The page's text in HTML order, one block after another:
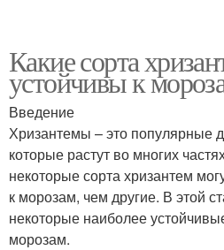
Какие сорта
устойчивы к
Введение
Хризантемы – это популярные
которые растут во многих
некоторые сорта хризантем
к морозам, чем другие. В этой
некоторые наиболее
морозам.